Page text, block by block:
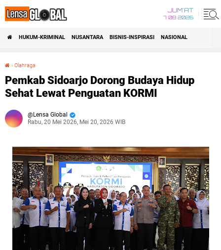
JUM'AT
7 08 2026
HUKUM-KRIMINAL NUSANTARA BISNIS-INSPIRASI NASIONAL
› Olahraga
Pemkab Sidoarjo Dorong Budaya Hidup
Sehat Lewat Penguatan KORMI
Lensa Global
Rabu, 20 Mei 2026, Mei 20, 2026 WIB